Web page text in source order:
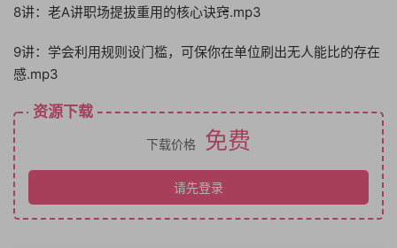
8讲：老A讲职场提拔重用的核心诀窍.mp3
9讲：学会利用规则设门槛，可保你在单位刷出无人能比的存在
感.mp3
资源下载
下载价格 免费
请先登录